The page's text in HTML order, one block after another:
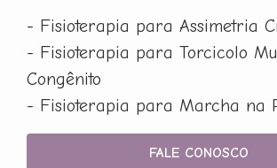
- Fisioterapia para Assimetria
- Fisioterapia para Torcicolo
Congênito
- Fisioterapia para Marcha na
FALE CONOSCO